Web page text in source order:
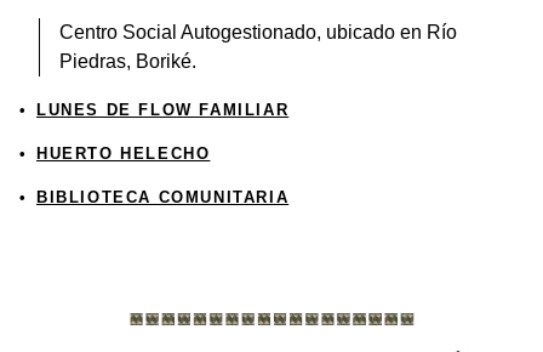
Centro Social Autogestionado, ubicado en Río
Piedras, Boriké.
LUNES DE FLOW FAMILIAR
HUERTO HELECHO
BIBLIOTECA COMUNITARIA